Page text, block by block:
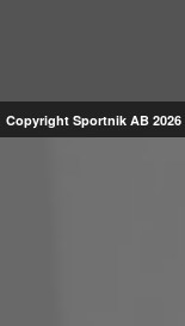
Copyright Sportnik AB 2026